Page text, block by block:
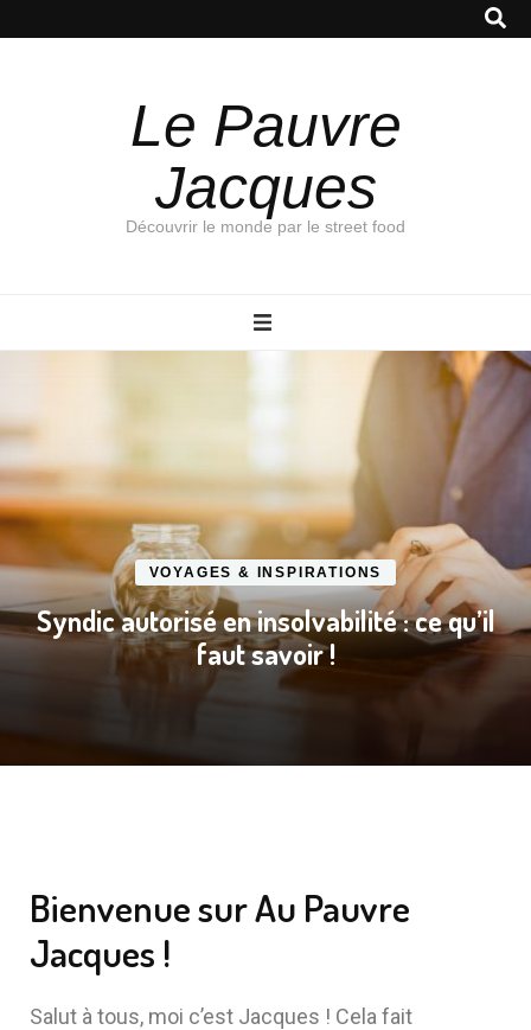
Le Pauvre
Jacques
Découvrir le monde par le street food
VOYAGES & INSPIRATIONS
Syndic autorisé en insolvabilité : ce qu’il
faut savoir !
Bienvenue sur Au Pauvre
Jacques !
Salut à tous, moi c’est Jacques ! Cela fait